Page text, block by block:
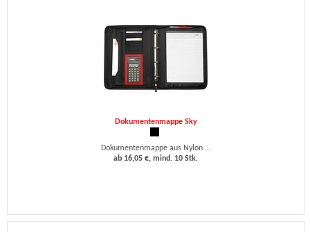
Dokumentenmappe Sky
Dokumentenmappe aus Nylon ...
ab 16,05 €, mind. 10 Stk.